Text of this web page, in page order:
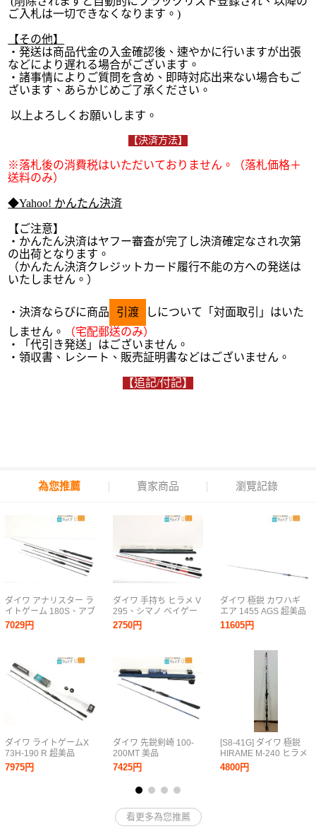
ご入札は一切できなくなります。)
【その他】
・発送は商品代金の入金確認後、速やかに行いますが出張
などにより遅れる場合がございます。
・諸事情によりご質問を含め、即時対応出来ない場合もご
ざいます、あらかじめご了承ください。
以上よろしくお願いします。
【決済方法】
※落札後の消費税はいただいておりません。（落札価格＋
送料のみ）
◆Yahoo! かんたん決済
【ご注意】
・かんたん決済はヤフー審査が完了し決済確定なされ次第
の出荷となります。
（かんたん決済クレジットカード履行不能の方への発送は
いたしません。）
・決済ならびに商品 引渡
しについて「対面取引」はいた
しません。
（宅配郵送のみ）
・「代引き発送」はございません。
・領収書、レシート、販売証明書などはございません。
【追記/付記】
為您推薦 賣家商品 瀏覽記錄
ダイワ アナリスター ラ
イトゲーム 180S、アブ
ガルシア 黒船 1853 ラ
イト五目 胴調子 6：4
7029円
ダイワ ライトゲームX
73H-190 R 超美品
7975円
ダイワ 手持ち ヒラメ V
295、シマノ ベイゲー
ム I ヒラメ 295 計2本セ
ット 未使用品
2750円
ダイワ 先鋭剣崎 100-
200MT 美品
7425円
ダイワ 極鋭 カワハギ
エア 1455 AGS 超美品
11605円
[S8-41G] ダイワ 極鋭
HIRAME M-240 ヒラメ
ロッド 船竿 中古 現状
4800円
看更多為您推薦